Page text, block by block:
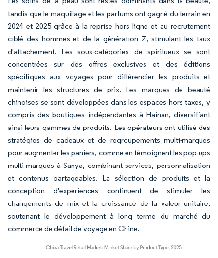
tandis que le maquillage et les parfums ont gagné du terrain en
2024 et 2025 grâce à la reprise hors ligne et au recrutement
ciblé des hommes et de la génération Z, stimulant les taux
d'attachement. Les sous-catégories de spiritueux se sont
concentrées sur des offres exclusives et des éditions
spécifiques aux voyages pour différencier les produits et
maintenir les structures de prix. Les marques de beauté
chinoises se sont développées dans les espaces hors taxes, y
compris des boutiques indépendantes à Hainan, diversifiant
ainsi leurs gammes de produits. Les opérateurs ont utilisé des
stratégies de cadeaux et de regroupements multi-marques
pour augmenter les paniers, comme en témoignent les pop-ups
multi-marques à Sanya, combinant services, personnalisation
et contenus partageables. La sélection de produits et la
conception d'expériences continuent de stimuler les
changements de mix et la croissance de la valeur unitaire,
soutenant le développement à long terme du marché du
commerce de détail de voyage en Chine.